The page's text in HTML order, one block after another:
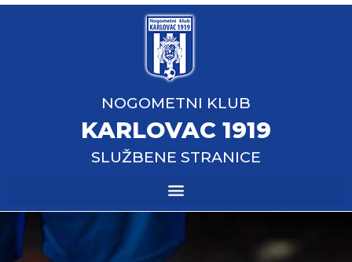
NOGOMETNI KLUB
KARLOVAC 1919
SLUŽBENE STRANICE